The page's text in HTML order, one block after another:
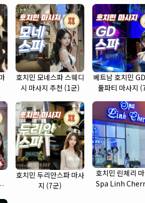
호치민 모네스파 스웨디
시 마사지 추천 (1군)
베트남 호치민
풀파티 마사지
호치민 두리안스파 마사
지 (7군)
호치민 린체리
Spa Linh